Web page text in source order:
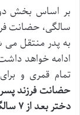
سالگی، حضانت
به پدر منتقل
تمام قمری و برای پسران ۱۵ سال تمام
حضانت فرزند پسر بعد
دختر بعد از ۷ سالگی